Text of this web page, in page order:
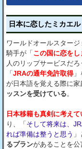
日本に恋したミカエ
ワールドオールスター
騎手が「この国に恋をし
人のリップサービスだ
「JRAの通年免許取得」
が日本語を覚える際に
ッスンを受けている。
日本移籍も真剣に考えて
り、「そして将来は、
れば準備は整うと思う
るプランがあることを公